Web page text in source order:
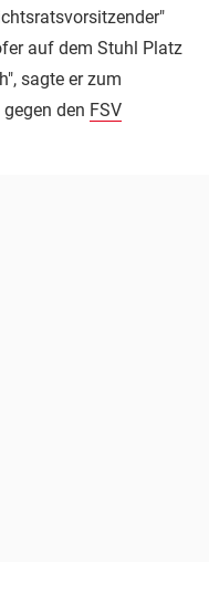
auf dem Stuhl Platz
sagte er zum
den FSV